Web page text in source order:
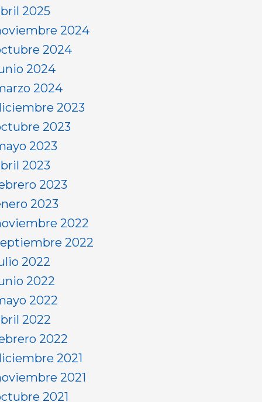
2025
2024
2024
2024
2024
2023
2023
2023
2023
2023
2023
2022
2022
2022
2022
2022
2022
2022
2021
2021
2021